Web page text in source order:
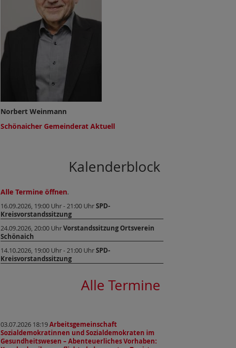
Norbert Weinmann
Schönaicher Gemeinderat Aktuell
Kalenderblock
Alle Termine öffnen.
16.09.2026, 19:00 Uhr - 21:00 UhrSPD-
Kreisvorstandssitzung
24.09.2026, 20:00 UhrVorstandssitzung Ortsverein
Schönaich
14.10.2026, 19:00 Uhr - 21:00 UhrSPD-
Kreisvorstandssitzung
Alle Termine
03.07.2026 18:19Arbeitsgemeinschaft
Sozialdemokratinnen und Sozialdemokraten im
Gesundheitswesen – Abenteuerliches Vorhaben: